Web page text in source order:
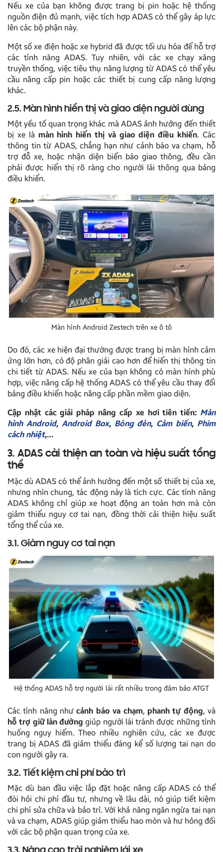
Nếu xe của bạn không được trang bị pin hoặc hệ thống
nguồn điện đủ mạnh, việc tích hợp ADAS có thể gây áp lực
lên các bộ phận này.
Một số xe điện hoặc xe hybrid đã được tối ưu hóa để hỗ trợ
các tính năng ADAS. Tuy nhiên, với các xe chạy xăng
truyền thống, việc tiêu thụ năng lượng từ ADAS có thể yêu
cầu nâng cấp pin hoặc các thiết bị cung cấp năng lượng
khác.
2.5. Màn hình hiển thị và giao diện người dùng
Một yếu tố quan trọng khác mà ADAS ảnh hưởng đến thiết
bị xe là màn hình hiển thị và giao diện điều khiển. Các
thông tin từ ADAS, chẳng hạn như cảnh báo va chạm, hỗ
trợ đỗ xe, hoặc nhận diện biển báo giao thông, đều cần
phải được hiển thị rõ ràng cho người lái thông qua bảng
điều khiển.
Màn hình Android Zestech trên xe ô tô
Do đó, các xe hiện đại thường được trang bị màn hình cảm
ứng lớn hơn, có độ phân giải cao hơn để hiển thị thông tin
chi tiết từ ADAS. Nếu xe của bạn không có màn hình phù
hợp, việc nâng cấp hệ thống ADAS có thể yêu cầu thay đổi
bảng điều khiển hoặc nâng cấp phần mềm giao diện.
Cập nhật các giải pháp nâng cấp xe hơi tiên tiến: Màn
hình Android, Android Box, Bóng đèn, Cảm biến, Phim
cách nhiệt,…
3. ADAS cải thiện an toàn và hiệu suất tổng
thể
Mặc dù ADAS có thể ảnh hưởng đến một số thiết bị của xe,
nhưng nhìn chung, tác động này là tích cực. Các tính năng
ADAS không chỉ giúp xe hoạt động an toàn hơn mà còn
giảm thiểu nguy cơ tai nạn, đồng thời cải thiện hiệu suất
tổng thể của xe.
3.1. Giảm nguy cơ tai nạn
Hệ thống ADAS hỗ trợ người lái rất nhiều trong đảm bảo ATGT
Các tính năng nhưcảnh báo va chạm, phanh tự động, và
hỗ trợ giữ làn đường giúp người lái tránh được những tình
huống nguy hiểm. Theo nhiều nghiên cứu, các xe được
trang bị ADAS đã giảm thiểu đáng kể số lượng tai nạn do
con người gây ra.
3.2. Tiết kiệm chi phí bảo trì
Mặc dù ban đầu việc lắp đặt hoặc nâng cấp ADAS có thể
đòi hỏi chi phí đầu tư, nhưng về lâu dài, nó giúp tiết kiệm
chi phí sửa chữa và bảo trì. Với khả năng ngăn ngừa tai nạn
và va chạm, ADAS giúp giảm thiểu hao mòn và hư hỏng đối
với các bộ phận quan trọng của xe.